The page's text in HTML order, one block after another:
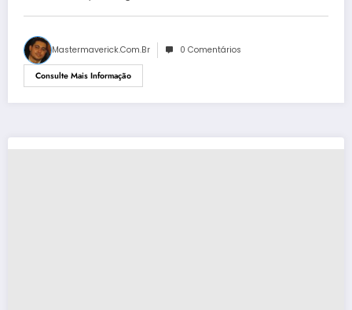
Mastermaverick.com.br 0 Comentários
Consulte Mais Informação